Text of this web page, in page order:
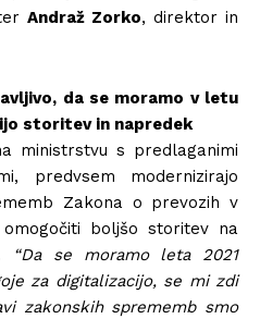
Andraž Zorko, direktor in
da se moramo v letu
storitev in napredek
ministrstvu s predlaganimi
predvsem modernizirajo
Zakona o prevozih v
boljšo storitev na
“Da se moramo leta 2021
za digitalizacijo, se mi zdi
zakonskih sprememb smo